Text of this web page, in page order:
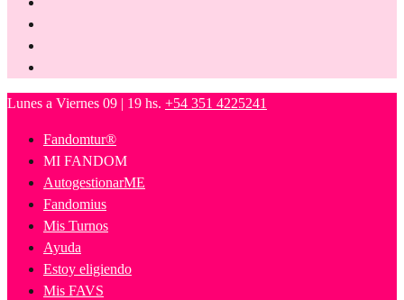
Lunes a Viernes 09 | 19 hs. +54 351 4225241
Fandomtur®
MI FANDOM
AutogestionarME
Fandomius
Mis Turnos
Ayuda
Estoy eligiendo
Mis FAVS